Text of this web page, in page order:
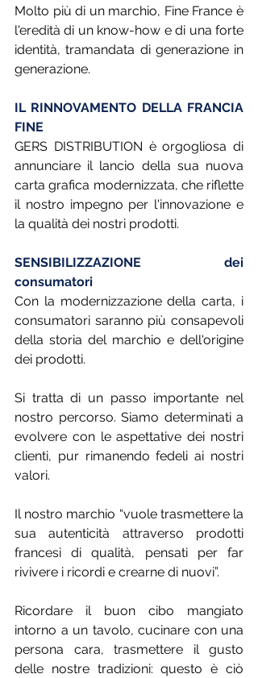
Molto più di un marchio, Fine France è
l'eredità di un know-how e di una forte
identità, tramandata di generazione in
generazione.
IL RINNOVAMENTO DELLA FRANCIA
FINE
GERS DISTRIBUTION è orgogliosa di
annunciare il lancio della sua nuova
carta grafica modernizzata, che riflette
il nostro impegno per l'innovazione e
la qualità dei nostri prodotti.
SENSIBILIZZAZIONE dei
consumatori
Con la modernizzazione della carta, i
consumatori saranno più consapevoli
della storia del marchio e dell'origine
dei prodotti.
Si tratta di un passo importante nel
nostro percorso. Siamo determinati a
evolvere con le aspettative dei nostri
clienti, pur rimanendo fedeli ai nostri
valori.
Il nostro marchio “vuole trasmettere la
sua autenticità attraverso prodotti
francesi di qualità, pensati per far
rivivere i ricordi e crearne di nuovi”.
Ricordare il buon cibo mangiato
intorno a un tavolo, cucinare con una
persona cara, trasmettere il gusto
delle nostre tradizioni: questo è ciò